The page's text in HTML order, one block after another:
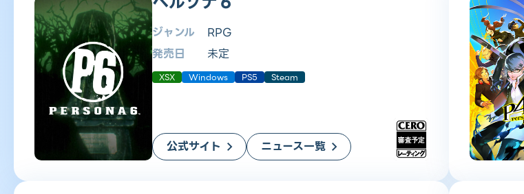
ジャンル
RPG
発売日
未定
XSX Windows PS5 Steam
公式サイト ニュース一覧